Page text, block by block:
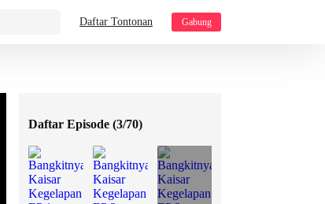
Daftar Tontonan Gabung
Daftar Episode (3/70)